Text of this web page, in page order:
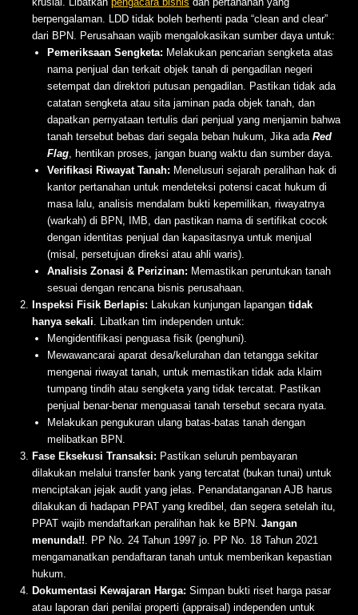
berpengalaman. LDD tidak boleh berhenti pada “clean and clear”
dari BPN. Perusahaan wajib mengalokasikan sumber daya untuk:
Pemeriksaan Sengketa: Melakukan pencarian sengketa atas
nama penjual dan terkait objek tanah di pengadilan negeri
setempat dan direktori putusan pengadilan. Pastikan tidak ada
catatan sengketa atau sita jaminan pada objek tanah, dan
dapatkan pernyataan tertulis dari penjual yang menjamin bahwa
tanah tersebut bebas dari segala beban hukum, Jika adaRed
Flag, hentikan proses, jangan buang waktu dan sumber daya.
Verifikasi Riwayat Tanah: Menelusuri sejarah peralihan hak di
kantor pertanahan untuk mendeteksi potensi cacat hukum di
masa lalu, analisis mendalam bukti kepemilikan, riwayatnya
(warkah) di BPN, IMB, dan pastikan nama di sertifikat cocok
dengan identitas penjual dan kapasitasnya untuk menjual
(misal, persetujuan direksi atau ahli waris).
Analisis Zonasi & Perizinan: Memastikan peruntukan tanah
sesuai dengan rencana bisnis perusahaan.
Inspeksi Fisik Berlapis: Lakukan kunjungan lapangan tidak
hanya sekali. Libatkan tim independen untuk:
Mengidentifikasi penguasa fisik (penghuni).
Mewawancarai aparat desa/kelurahan dan tetangga sekitar
mengenai riwayat tanah, untuk memastikan tidak ada klaim
tumpang tindih atau sengketa yang tidak tercatat. Pastikan
penjual benar-benar menguasai tanah tersebut secara nyata.
Melakukan pengukuran ulang batas-batas tanah dengan
melibatkan BPN.
Fase Eksekusi Transaksi: Pastikan seluruh pembayaran
dilakukan melalui transfer bank yang tercatat (bukan tunai) untuk
menciptakan jejak audit yang jelas. Penandatanganan AJB harus
dilakukan di hadapan PPAT yang kredibel, dan segera setelah itu,
PPAT wajib mendaftarkan peralihan hak ke BPN. Jangan
menunda!!. PP No. 24 Tahun 1997 jo. PP No. 18 Tahun 2021
mengamanatkan pendaftaran tanah untuk memberikan kepastian
hukum.
Dokumentasi Kewajaran Harga: Simpan bukti riset harga pasar
atau laporan dari penilai properti (appraisal) independen untuk